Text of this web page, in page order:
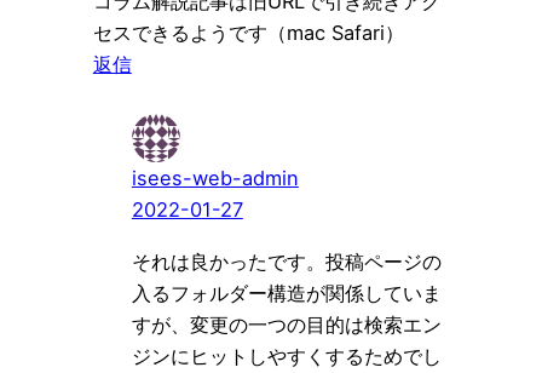
セスできるようです（mac Safari）
返信
isees-web-admin
2022-01-27
それは良かったです。投稿ページの
入るフォルダー構造が関係していま
すが、変更の一つの目的は検索エン
ジンにヒットしやすくするためでし